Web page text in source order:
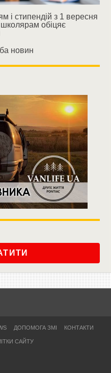
і стипендій з 1 вересня
обіцяє
новин
ДОПОМОГА ЗМІ КОНТАКТИ
САЙТУ